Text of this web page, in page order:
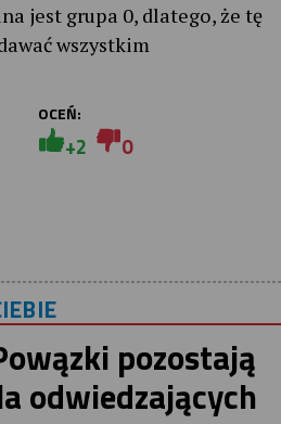
jest grupa 0, dlatego, że tę
wszystkim
OCEŃ:
+2 0
pozostają
odwiedzających